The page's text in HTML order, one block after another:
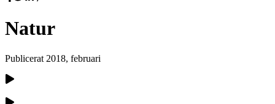
Natur
Publicerat 2018, februari